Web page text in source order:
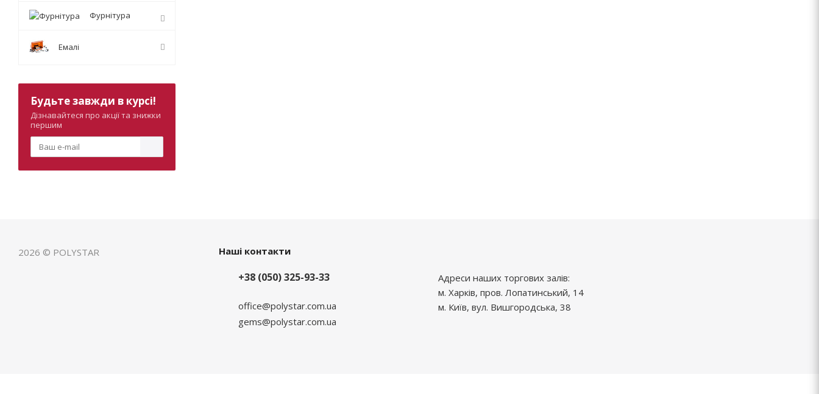
Фурнітура
Емалі
Будьте завжди в курсі!
Дізнавайтеся про акції та знижки
першим
2026 © POLYSTAR Наші контакти
+38 (050) 325-93-33
office@polystar.com.ua
gems@polystar.com.ua
Адреси наших торгових залів:
м. Харків, пров. Лопатинський, 14
м. Київ, вул. Вишгородська, 38